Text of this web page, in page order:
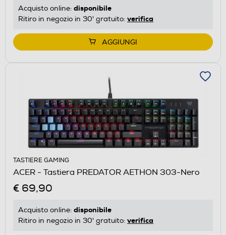
Acquisto online: disponibile
Ritiro in negozio in 30' gratuito: verifica
AGGIUNGI
TASTIERE GAMING
ACER - Tastiera PREDATOR AETHON 303-Nero
€ 69,90
Acquisto online: disponibile
Ritiro in negozio in 30' gratuito: verifica